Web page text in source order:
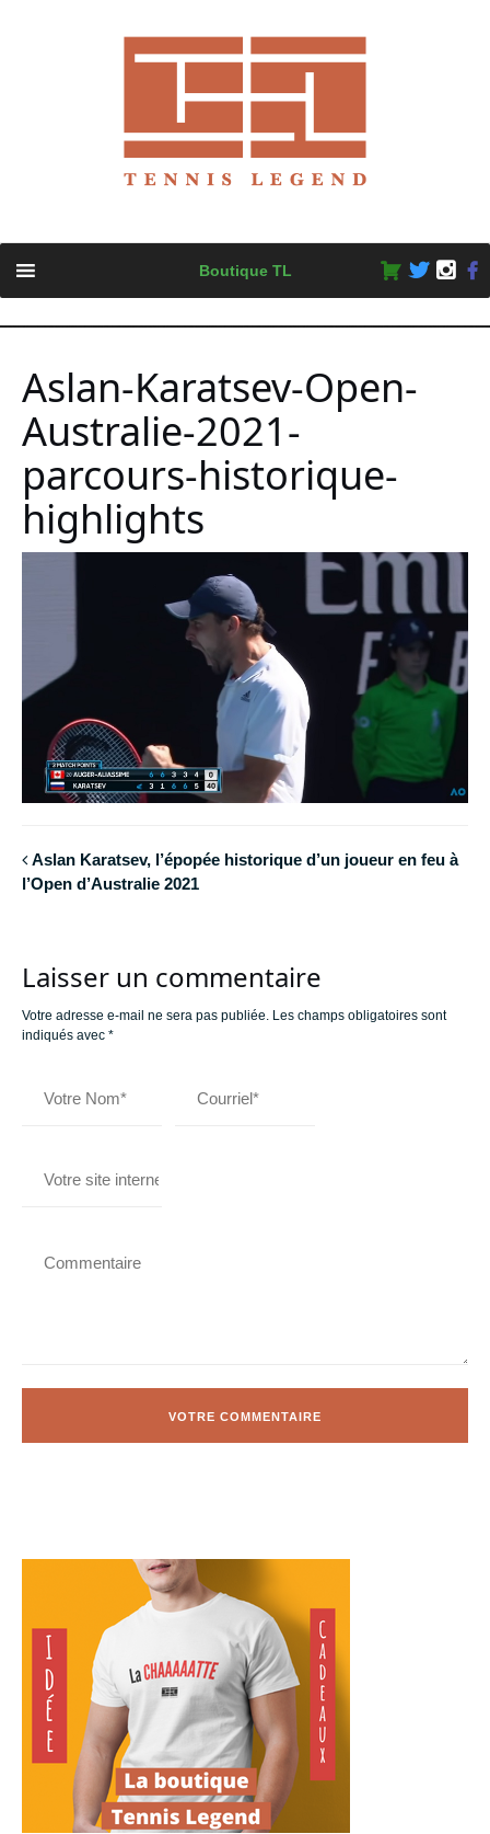
content
Boutique TL
Aslan-Karatsev-Open-
Australie-2021-
parcours-historique-
highlights
Aslan Karatsev, l’épopée historique d’un joueur en feu à
l’Open d’Australie 2021
Laisser un commentaire
Votre adresse e-mail ne sera pas publiée. Les champs obligatoires sont
indiqués avec *